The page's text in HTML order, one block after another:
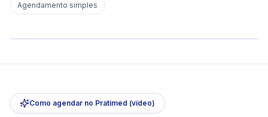
Agendamento simples
Como agendar no Pratimed (vídeo)